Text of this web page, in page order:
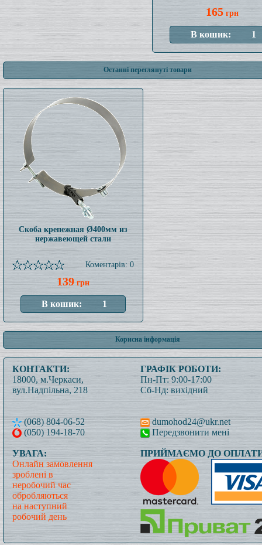
165 грн
Останні переглянуті товари
Скоба крепежная Ø400мм из
нержавеющей стали
Коментарів: 0
139 грн
Корисна інформація
КОНТАКТИ:
18000, м.Черкаси,
вул.Надпільна, 218
(068) 804-06-52
(050) 194-18-70
ГРАФІК РОБОТИ:
Пн-Пт: 9:00-17:00
Сб-Нд: вихідний
dumohod24@ukr.net
Передзвонити мені
УВАГА:
Онлайн замовлення
зроблені в
неробочий час
обробляються
на наступний
робочий день
ПРИЙМАЄМО ДО